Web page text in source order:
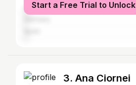
United Kingdom
Start a Free Trial to Unlock
3. Ana Ciornei